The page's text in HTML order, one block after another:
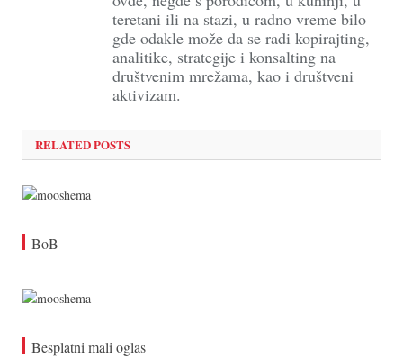
teretani ili na stazi, u radno vreme bilo
gde odakle može da se radi kopirajting,
analitike, strategije i konsalting na
društvenim mrežama, kao i društveni
aktivizam.
RELATED POSTS
BoB
Besplatni mali oglas